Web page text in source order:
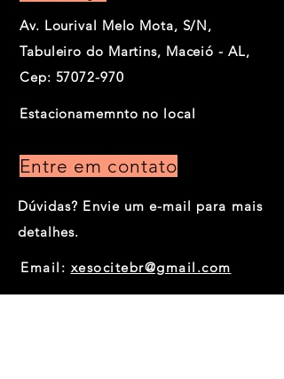
Av. Lourival Melo Mota, S/N,
Tabuleiro do Martins, Maceió - AL,
Cep: 57072-970
Estacionamemnto no local
Entre em contato
Dúvidas? Envie um e-mail para mais
detalhes.
Email: xesocitebr@gmail.com